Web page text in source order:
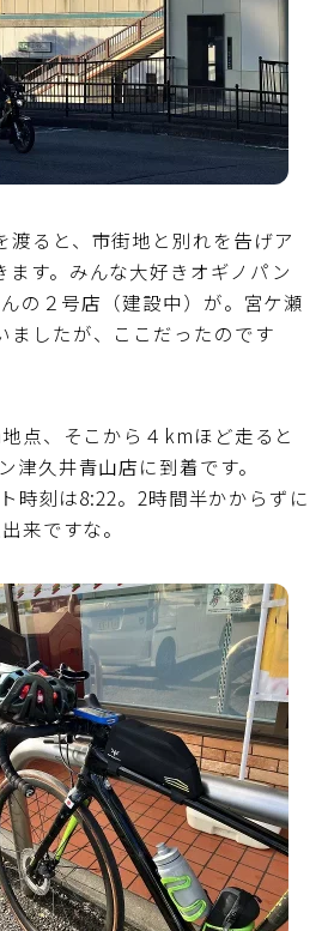
渡ると、市街地と別れを告げア
ます。みんな大好きオギノパン
の２号店（建設中）が。宮ケ瀬
ましたが、ここだったのです
点、そこから４kmほど走ると
津久井青山店に到着です。
時刻は8:22。2時間半かからずに
来ですな。